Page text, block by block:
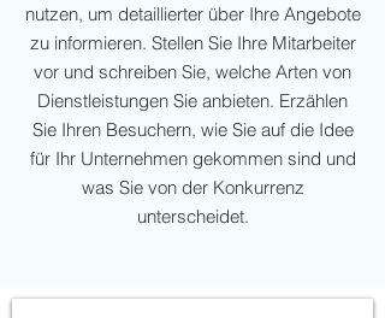
nutzen, um detaillierter über Ihre Angebote
zu informieren. Stellen Sie Ihre Mitarbeiter
vor und schreiben Sie, welche Arten von
Dienstleistungen Sie anbieten. Erzählen
Sie Ihren Besuchern, wie Sie auf die Idee
für Ihr Unternehmen gekommen sind und
was Sie von der Konkurrenz
unterscheidet.